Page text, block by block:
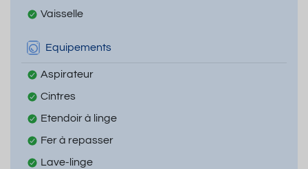
Vaisselle
Equipements
Aspirateur
Cintres
Etendoir à linge
Fer à repasser
Lave-linge